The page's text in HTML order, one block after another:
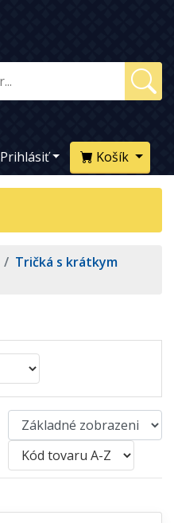
Košík
Prihlásiť
/ Tričká s krátkym